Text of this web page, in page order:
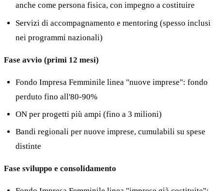
anche come persona fisica, con impegno a costituire
Servizi di accompagnamento e mentoring (spesso inclusi
nei programmi nazionali)
Fase avvio (primi 12 mesi)
Fondo Impresa Femminile linea "nuove imprese": fondo
perduto fino all'80-90%
ON per progetti più ampi (fino a 3 milioni)
Bandi regionali per nuove imprese, cumulabili su spese
distinte
Fase sviluppo e consolidamento